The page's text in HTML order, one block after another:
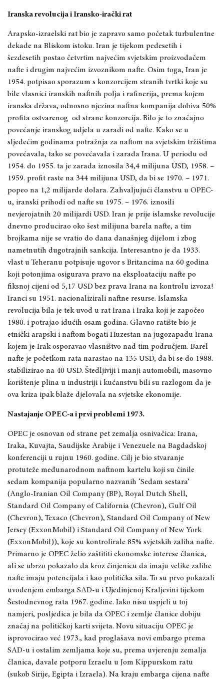
Iranska revolucija i Iransko-irački rat
Arapsko-izraelski rat bio je zapravo samo početak turbulentne
dekade na Bliskom istoku. Iran je tijekom pedesetih i
šezdesetih postao četvrtim najvećim svjetskim proizvođačem
nafte i drugim najvećim izvoznikom nafte. Osim toga, Iran je
1954. potpisao sporazum s konzorcijem stranih tvrtki koje su
bile vlasnici iranskih naftnih polja i rafinerija, prema kojem
iranska država, odnosno njezina naftna kompanija dobiva 50%
profita ostvarenog od strane konzorcija. Bilo je to značajno
povećanje iranskog udjela u zaradi od nafte. Kako se u
sljedećim godinama potražnja za naftom na svjetskim tržištima
povećavala, tako se povećavala i zarada Irana. U periodu od
1954. do 1955. ta je zarada iznosila 34,4 milijuna USD, 1958. –
1959. profit raste na 344 milijuna USD, da bi se 1970. – 1971.
popeo na 1,2 milijarde dolara. Zahvaljujući članstvu u OPEC-
u, iranski prihodi od nafte su 1975. – 1976. iznosili
nevjerojatnih 20 milijardi USD. Iran je prije islamske revolucije
dnevno producirao oko šest milijuna barela nafte, a tim
brojkama nije se vratio do dana današnjeg dijelom i zbog
nametnutih dugotrajnih sankcija. Interesantno je da 1933.
vlast u Teheranu potpisuje ugovor s Britancima na 60 godina
koji potonjima osigurava pravo na eksploataciju nafte po
fiksnoj cijeni od 5,17 USD bez prava Irana na kontrolu izvoza!
Iranci su 1951. nacionalizirali naftne resurse. Islamska
revolucija bila je tek uvod u rat Irana i Iraka koji je započeo
1980. i potrajao idućih osam godina. Glavno ratište bio je
etnički arapski i naftom bogati Huzestan na jugozapadu Irana
kojem je Irak osporavao vlasništvo nad tim područjem. Barel
nafte je početkom rata narastao na 135 USD, da bi se do 1988.
stabilizirao na 40 USD. Štedljiviji i manji automobili, masovno
korištenje plina u industriji i kućanstvu bili su razlogom da je
ova kriza ipak blaže djelovala na svjetske ekonomije.
Nastajanje OPEC-a i prvi problemi 1973.
OPEC je osnovan od strane pet zemalja osnivačica: Irana,
Iraka, Kuvajta, Saudijske Arabije i Venezuele na Bagdadskoj
konferenciji u rujnu 1960. godine. Cilj je bio stvaranje
protuteže međunarodnom naftnom kartelu koji su činile
sedam kompanija popularno nazvanih ‘Sedam sestara’
(Anglo-Iranian Oil Company (BP), Royal Dutch Shell,
Standard Oil Company of California (Chevron), Gulf Oil
(Chevron), Texaco (Chevron), Standard Oil Company of New
Jersey (ExxonMobil) i Standard Oil Company of New York
(ExxonMobil)), koje su kontrolirale 85% svjetskih zaliha nafte.
Primarno je OPEC želio zaštititi ekonomske interese članica,
ali se ubrzo pokazalo da kroz činjenicu da imaju velike zalihe
nafte imaju potencijala i kao politička sila. To su prvo pokazali
uvođenjem embarga SAD-u i Ujedinjenoj Kraljevini tijekom
Šestodnevnog rata 1967. godine. Iako nisu uspjeli u toj
namjeri, posljedica je bila da OPEC i zemlje članice dobiju
značaj na političkoj karti svijeta. Novu situaciju OPEC je
isprovocirao već 1973., kad proglašava novi embargo prema
SAD-u i ostalim zemljama koje su, prema uvjerenju zemalja
članica, davale potporu Izraelu u Jom Kippurskom ratu
(sukob Sirije, Egipta i Izraela). Na kraju embarga cijena nafte